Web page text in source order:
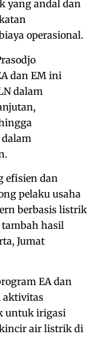
yang andal dan
operasional.
dan EM ini
dalam
efisien dan
pelaku usaha
berbasis listrik
hasil
Jumat
EA dan
aktivitas
untuk irigasi
air listrik di